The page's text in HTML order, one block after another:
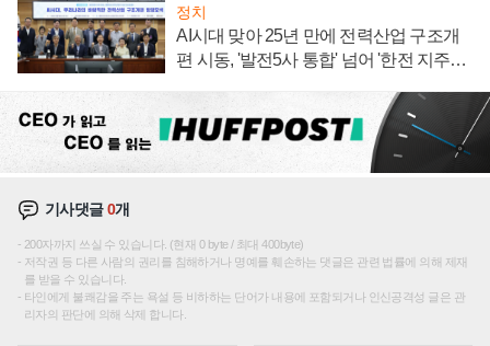
정치
AI시대 맞아 25년 만에 전력산업 구조개
편 시동, '발전5사 통합' 넘어 '한전 지주사'
기사댓글0개
200자까지 쓰실 수 있습니다. (현재 0 byte / 최대 400byte)
저작권 등 다른 사람의 권리를 침해하거나 명예를 훼손하는 댓글은 관련 법률에 의해 제재
를 받을 수 있습니다.
타인에게 불쾌감을 주는 욕설 등 비하하는 단어가 내용에 포함되거나 인신공격성 글은 관
리자의 판단에 의해 삭제 합니다.